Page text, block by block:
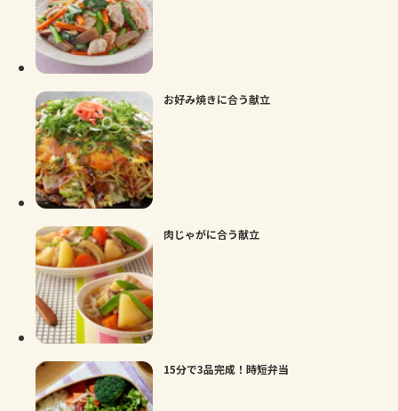
よくあるお問い合わせ
お買い物
AJINOMOTO PARK とは
お好み焼きに合う献立
肉じゃがに合う献立
15分で3品完成！時短弁当